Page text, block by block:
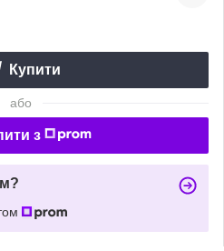
Купити
або
з